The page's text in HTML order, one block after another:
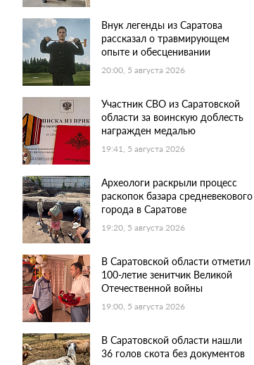
Внук легенды из Саратова
рассказал о травмирующем
опыте и обесценивании
20:00, 5 августа 2026
Участник СВО из Саратовской
области за воинскую доблесть
награжден медалью
19:41, 5 августа 2026
Археологи раскрыли процесс
раскопок базара средневекового
города в Саратове
19:20, 5 августа 2026
В Саратовской области отметил
100-летие зенитчик Великой
Отечественной войны
19:00, 5 августа 2026
В Саратовской области нашли
36 голов скота без документов